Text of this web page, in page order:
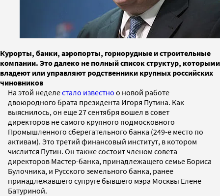
Курорты, банки, аэропорты, горнорудные и строительные
компании. Это далеко не полный список структур, которыми
владеют или управляют родственники крупных российских
чиновников
На этой неделестало известно о новой работе
двоюродного брата президента Игоря Путина. Как
выяснилось, он еще 27 сентября вошел в совет
директоров не самого крупного подмосковного
Промышленного сберегательного банка (249-е место по
активам). Это третий финансовый институт, в котором
числится Путин. Он также состоит членом совета
директоров Мастер-банка, принадлежащего семье Бориса
Булочника, и Русского земельного банка, ранее
принадлежавшего супруге бывшего мэра Москвы Елене
Батуриной.